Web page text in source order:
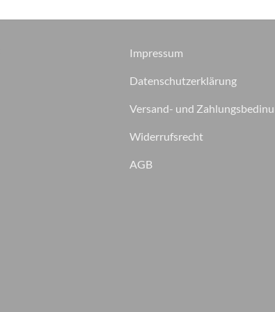
Impressum
Datenschutzerklärung
Versand- und
Widerrufsrecht
AGB